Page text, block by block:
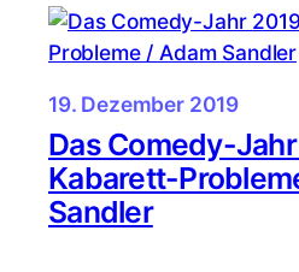
19. Dezember 2019
Das Comedy-
Kabarett-
Sandler